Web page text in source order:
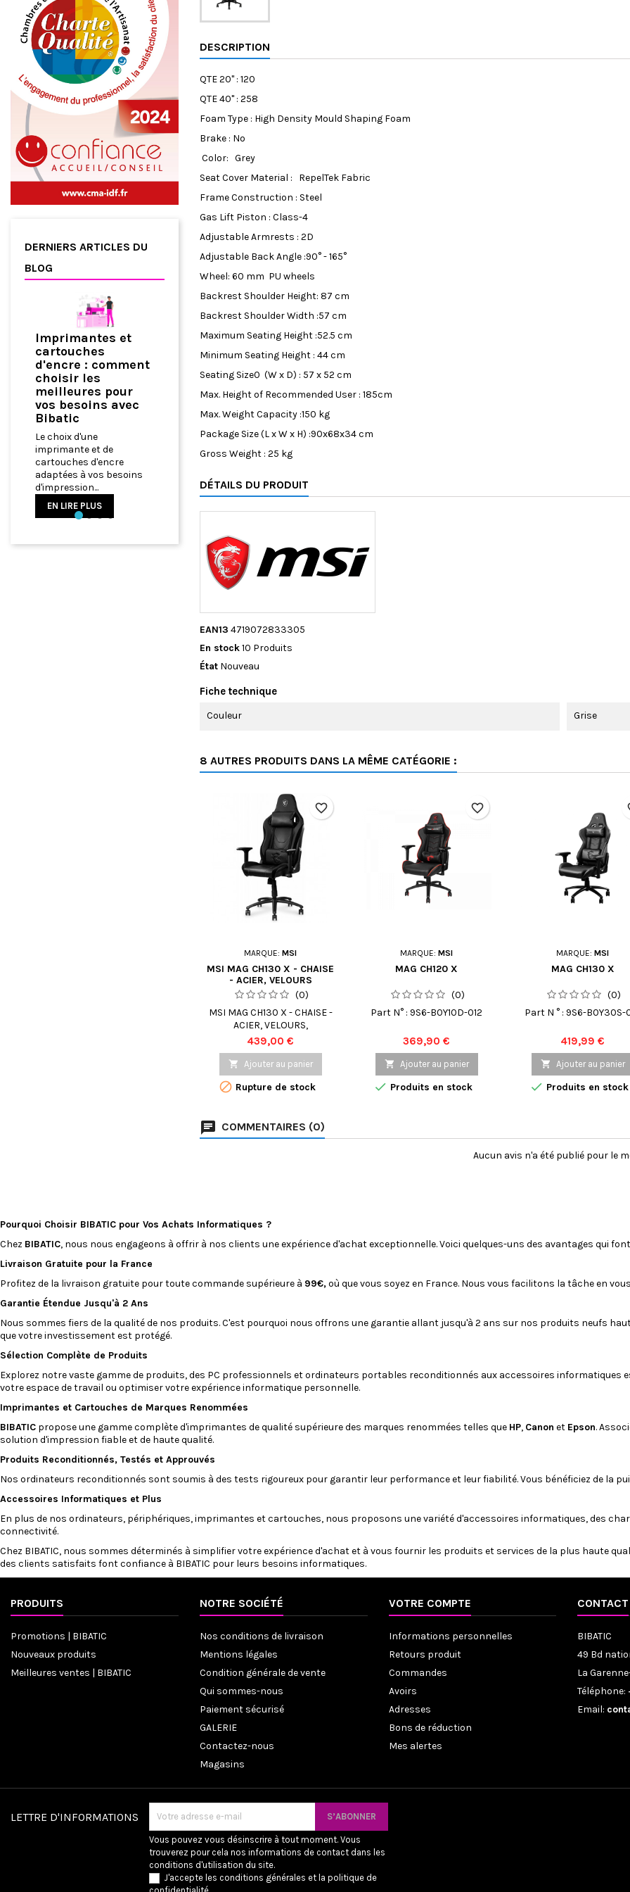
DERNIERS ARTICLES DU
BLOG
et
pour
avec
besoins
Comment
Optimiser Votre
Bureau à Domicile
avec du Matériel
Informatique de
Qualité
Votre Bureau à Domicile
avec du Matériel
Informatique de Qualité
DESCRIPTION
QTE 20'' : 120
QTE 40'' : 258
Foam Type : High Density Mould Shaping Foam
Brake : No
Color: Grey
Seat Cover Material : RepelTek Fabric
Frame Construction : Steel
Gas Lift Piston : Class-4
Adjustable Armrests : 2D
Adjustable Back Angle :90° - 165°
Wheel: 60 mm PU wheels
Backrest Shoulder Height: 87 cm
Backrest Shoulder Width :57 cm
Maximum Seating Height :52.5 cm
Minimum Seating Height : 44 cm
Seating Size0 (W x D) : 57 x 52 cm
Max. Height of Recommended User : 185cm
Max. Weight Capacity :150 kg
Package Size (L x W x H) :90x68x34 cm
Gross Weight : 25 kg
DÉTAILS DU PRODUIT
EAN13 4719072833305
En stock10 Produits
État Nouveau
Fiche technique
Couleur Grise
8 AUTRES PRODUITS DANS LA MÊME CATÉGORIE :
MARQUE:MSI
MSI MAG CH130 X - CHAISE
- ACIER, VELOURS
(0)
MSI MAG CH130 X - CHAISE -
ACIER, VELOURS,
POLYCHLORURE DE VINYLE,
MOUSSE À HAUTE DENSITÉ,
MOTIF EN FIBRE DE
CARBONE, CARBON
Prix
439,00 €
 Ajouter au panier
 Rupture de stock
favorite_border
MARQUE:MSI
MAG CH120 X
(0)
Part N° : 9S6-B0Y10D-012
Prix
369,90 €
 Ajouter au panier
 Produits en stock
favorite_border
MARQUE:MSI
MAG CH130 X
(0)
Part N ° : 9S6-B0Y30S-
Prix
419,99 €
 Ajouter au panier
 Produits en stock
COMMENTAIRES (0)
Aucun avis n'a été publié pour le
Pourquoi Choisir BIBATIC pour Vos Achats Informatiques ?
Chez BIBATIC, nous nous engageons à offrir à nos clients une expérience d'achat exceptionnelle. Voici quelques-uns des avantages qui
Livraison Gratuite pour la France
Profitez de la livraison gratuite pour toute commande supérieure à 99€,où que vous soyez en France. Nous vous facilitons la tâche en
Garantie Étendue Jusqu'à 2 Ans
Nous sommes fiers de la qualité de nos produits. C'est pourquoi nous offrons une garantie allant jusqu'à 2 ans sur nos produits neufs
que votre investissement est protégé.
Sélection Complète de Produits
Explorez notre vaste gamme de produits, des PC professionnels etordinateurs portables reconditionnés aux accessoires informatiques
votre espace de travail ou optimiser votre expérience informatique personnelle.
Imprimantes et Cartouches de Marques Renommées
BIBATIC propose une gamme complète d'imprimantes de qualité supérieure des marques renommées telles que HP, Canon et Epson.
solution d'impression fiable et de haute qualité.
Produits Reconditionnés, Testés et Approuvés
Nos ordinateurs reconditionnés sont soumis à des tests rigoureux pour garantir leur performance et leur fiabilité. Vous bénéficiez de la
Accessoires Informatiques et Plus
En plus de nos ordinateurs, périphériques, imprimantes et cartouches, nous proposons une variété d'accessoires informatiques, des
connectivité.
Chez BIBATIC, nous sommes déterminés à simplifier votre expérience d'achat et à vous fournir les produits et services de la plus haute
des clients satisfaits font confiance à BIBATIC pour leurs besoins informatiques.
PRODUITS
Promotions | BIBATIC
Nouveaux produits
Meilleures ventes | BIBATIC
NOTRE SOCIÉTÉ
Nos conditions de livraison
Mentions légales
Condition générale de vente
Qui sommes-nous
Paiement sécurisé
GALERIE
Contactez-nous
Magasins
VOTRE COMPTE
Informations personnelles
Retours produit
Commandes
Avoirs
Adresses
Bons de réduction
Mes alertes
CONTACT
BIBATIC
49 Bd
La
Téléphone:
Email:
LETTRE D'INFORMATIONS
Vous pouvez vous désinscrire à tout moment. Vous
trouverez pour cela nos informations de contact dans les
conditions d'utilisation du site.
J'accepte les conditions générales et la politique de
Livraison Offerte